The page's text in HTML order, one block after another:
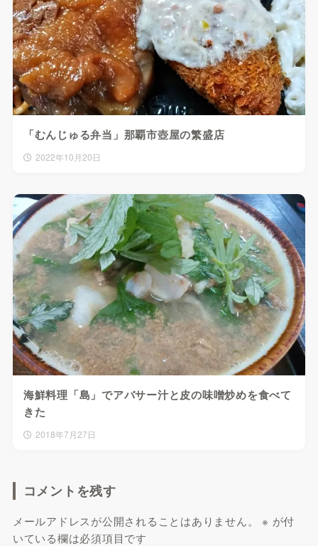
「むんじゅる弁当」那覇市壺屋の繁盛店
2022年10月20日
海鮮料理「島」でアバサー汁と皮の味噌炒めを食べて
きた
2018年7月27日
コメントを残す
メールアドレスが公開されることはありません。 ※ が付
いている欄は必須項目です